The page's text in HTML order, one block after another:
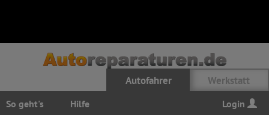
Autofahrer Werkstatt
So geht's Hilfe Login